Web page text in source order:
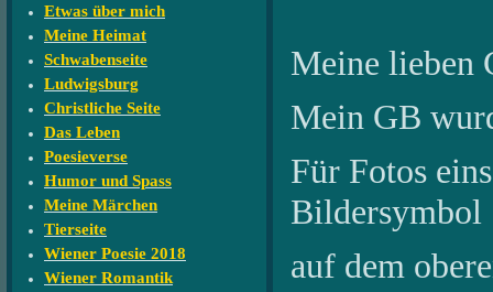
Etwas über mich
Meine Heimat
Schwabenseite
Ludwigsburg
Christliche Seite
Das Leben
Poesieverse
Humor und Spass
Meine Märchen
Tierseite
Wiener Poesie 2018
Wiener Romantik
Meine lieben
Mein GB
Für Fotos
Bildersymbol
auf dem